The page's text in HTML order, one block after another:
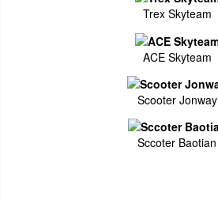
Trex Skyteam
ACE Skyteam
Scooter Jonway
Sccoter Baotian